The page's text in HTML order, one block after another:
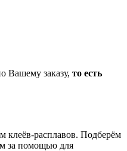
Вашему заказу, то есть
клеёв-расплавов. Подберём
за помощью для